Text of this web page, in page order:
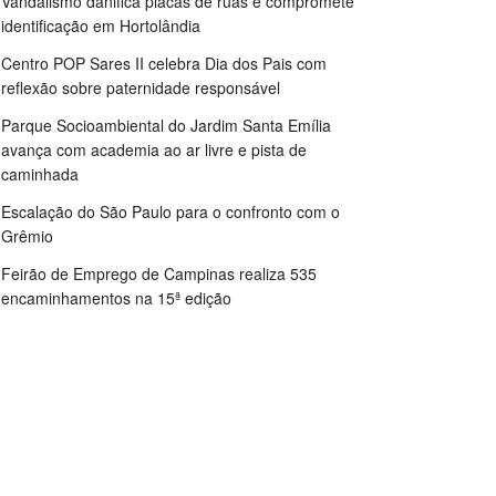
identificação em Hortolândia
Centro POP Sares II celebra Dia dos Pais com
reflexão sobre paternidade responsável
Parque Socioambiental do Jardim Santa Emília
avança com academia ao ar livre e pista de
caminhada
Escalação do São Paulo para o confronto com o
Grêmio
Feirão de Emprego de Campinas realiza 535
encaminhamentos na 15ª edição